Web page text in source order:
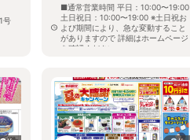
号
■通常営業時間 平日：10:00〜19:00
土日祝日：10:00〜19:00 ※土日祝お
よび期間により、急な変動すること
がありますので 詳細はホームページ
を確認ください